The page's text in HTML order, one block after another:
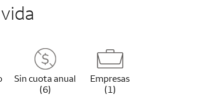
Sin cuota anual
(6)
Empresas
(1)